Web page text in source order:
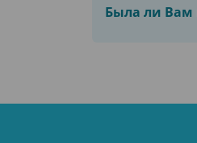
Была ли Вам